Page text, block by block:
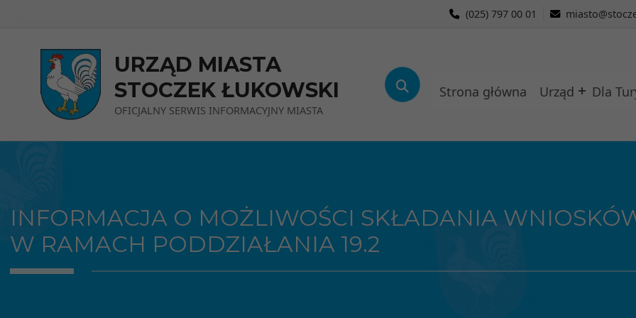
(025) 797 00 01
URZĄD MIASTA
STOCZEK ŁUKOWSKI
OFICJALNY SERWIS INFORMACYJNY MIASTA
Strona główna Urząd Dla
INFORMACJA O MOŻLIWOŚCI SKŁADANIA
W RAMACH PODDZIAŁANIA 19.2